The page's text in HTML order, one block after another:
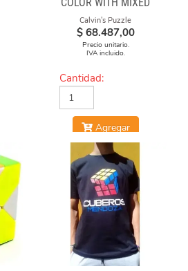
NUMBERS STICKERS
(MOD)
Calvin's Puzzle
$ 68.487,00
Precio unitario.
IVA incluido.
Cantidad:
Agregar